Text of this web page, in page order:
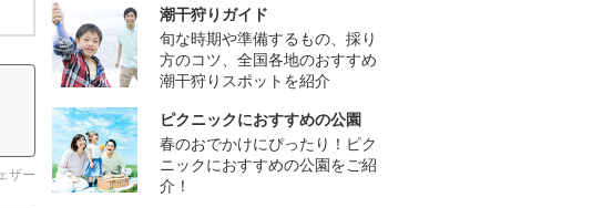
ザー
潮干狩りガイド
旬な時期や準備するもの、採り
方のコツ、全国各地のおすすめ
潮干狩りスポットを紹介
ピクニックにおすすめの公園
春のおでかけにぴったり！ピク
ニックにおすすめの公園をご紹
介！